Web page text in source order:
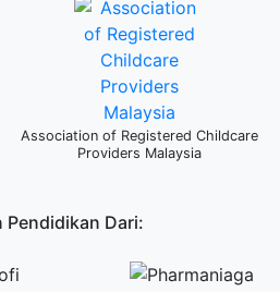
Association of Registered Childcare
Providers Malaysia
Pendidikan Dari: